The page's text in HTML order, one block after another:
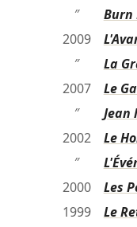
″
Burn
2009
″
La
2007
Le
″
Jean
2002
Le
″
2000
Les
1999
Le